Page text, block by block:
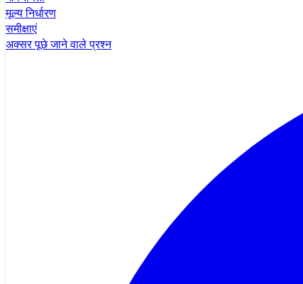
मूल्य निर्धारण
समीक्षाएं
अक्सर पूछे जाने वाले प्रश्न